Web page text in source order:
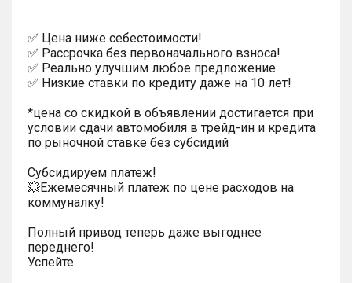
✅ Цена ниже себестоимости!
✅ Рассрочка без первоначального взноса!
✅ Реально улучшим любое предложение
✅ Низкие ставки по кредиту даже на 10 лет!
*цена со скидкой в объявлении достигается при
условии сдачи автомобиля в трейд-ин и кредита
по рыночной ставке без субсидий
Субсидируем платеж!
💥Ежемесячный платеж по цене расходов на
коммуналку!
Полный привод теперь даже выгоднее
переднего!
Успейте